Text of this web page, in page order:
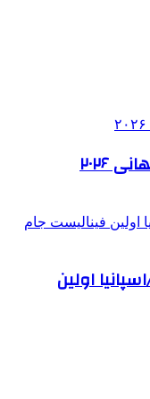
۲۰۲۶
اولین